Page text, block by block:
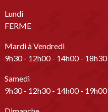
Lundi
FERME
Mardi à Vendredi
9h30 - 12h00 - 14h00 - 18h30
Samedi
9h30 - 12h30 - 14h00 - 19h00